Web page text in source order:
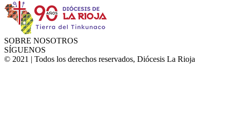
SOBRE NOSOTROS
SÍGUENOS
© 2021 | Todos los derechos reservados, Diócesis La Rioja